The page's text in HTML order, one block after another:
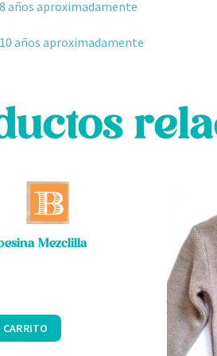
años aproximadamente
años aproximadamente
Mezclilla
producto
tiene
Las
opciones
se